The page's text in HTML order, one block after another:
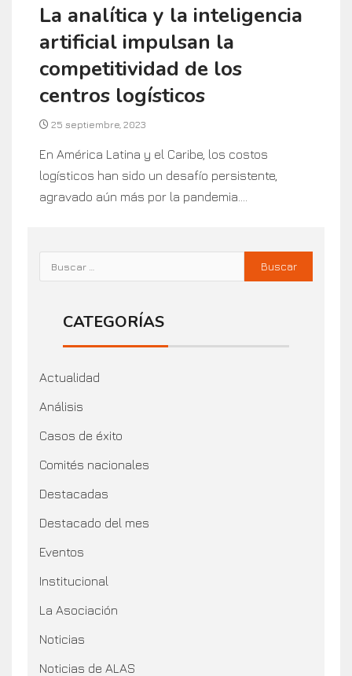
La analítica y la inteligencia
artificial impulsan la
competitividad de los
centros logísticos
25 septiembre, 2023
En América Latina y el Caribe, los costos
logísticos han sido un desafío persistente,
agravado aún más por la pandemia....
CATEGORÍAS
Actualidad
Análisis
Casos de éxito
Comités nacionales
Destacadas
Destacado del mes
Eventos
Institucional
La Asociación
Noticias
Noticias de ALAS